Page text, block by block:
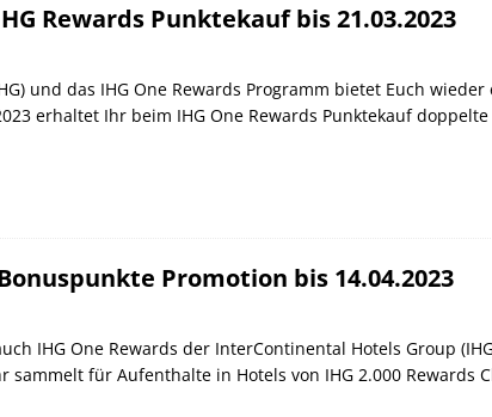
Rewards Punktekauf bis 21.03.2023
und das IHG One Rewards Programm bietet Euch
erhaltet Ihr beim IHG One Rewards Punktekauf
Promotion bis 14.04.2023
IHG One Rewards der InterContinental Hotels Group
sammelt für Aufenthalte in Hotels von IHG 2.000 Rewards